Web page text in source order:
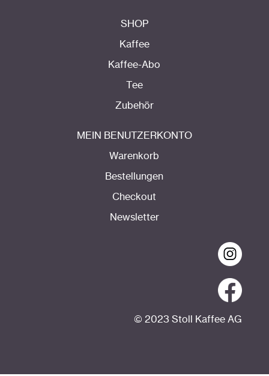
SHOP
Kaffee
Kaffee-Abo
Tee
Zubehör
MEIN BENUTZERKONTO
Warenkorb
Bestellungen
Checkout
Newsletter
© 2023 Stoll Kaffee AG